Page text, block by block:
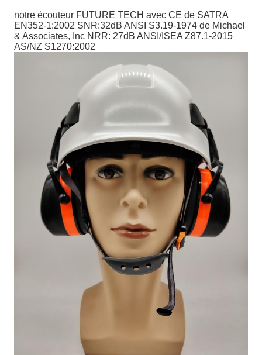
notre écouteur FUTURE TECH avec CE de SATRA
EN352-1:2002 SNR:32dB ANSI S3.19-1974 de Michael
& Associates, Inc NRR: 27dB ANSI/ISEA Z87.1-2015
AS/NZ S1270:2002